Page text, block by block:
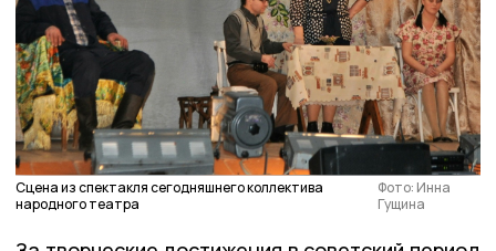
Сцена из спектакля сегодняшнего коллектива
народного театра
Фото: Инна
Гущина